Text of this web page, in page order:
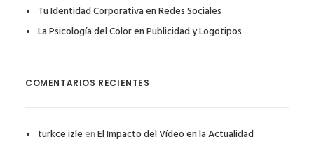
Tu Identidad Corporativa en Redes Sociales
La Psicología del Color en Publicidad y Logotipos
COMENTARIOS RECIENTES
turkce izle enEl Impacto del Vídeo en la Actualidad